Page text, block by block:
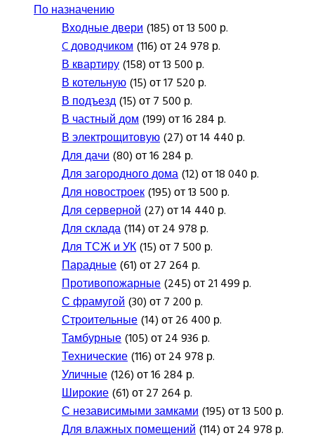
По назначению
Входные двери(185) от 13 500 р.
C доводчиком(116) от 24 978 р.
В квартиру(158) от 13 500 р.
В котельную(15) от 17 520 р.
В подъезд(15) от 7 500 р.
В частный дом(199) от 16 284 р.
В электрощитовую(27) от 14 440 р.
Для дачи(80) от 16 284 р.
Для загородного дома(12) от 18 040 р.
Для новостроек(195) от 13 500 р.
Для серверной(27) от 14 440 р.
Для склада(114) от 24 978 р.
Для ТСЖ и УК(15) от 7 500 р.
Парадные(61) от 27 264 р.
Противопожарные(245) от 21 499 р.
С фрамугой(30) от 7 200 р.
Строительные(14) от 26 400 р.
Тамбурные(105) от 24 936 р.
Технические(116) от 24 978 р.
Уличные(126) от 16 284 р.
Широкие(61) от 27 264 р.
С независимыми замками(195) от 13 500 р.
Для влажных помещений(114) от 24 978 р.